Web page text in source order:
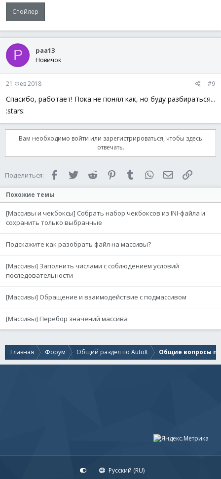
Спойлер
P paa13
Новичок
21 Фев 2018 #9
Спасибо, работает! Пока не понял как, но буду разбираться...
:stars:
Вам необходимо войти или зарегистрироваться, чтобы здесь
отвечать.
Поделиться: FacebookTwitter Reddit PinterestTumblr WhatsAppЭлектронная
Похожие темы
[Массивы и чекбоксы] Собрать набор чекбоксов из INI-файла и
сохранить только выбранные
Подскажите как разобрать файл на массивы?
[Массивы] Заполнить числами с соблюдением условий
последовательности
[Массивы] Обращение и взаимодействие с подмассивом
[Массивы] Перебор значений массива
Главная Форум Общий раздел по AutoIt Общие вопросы
Русский (RU)